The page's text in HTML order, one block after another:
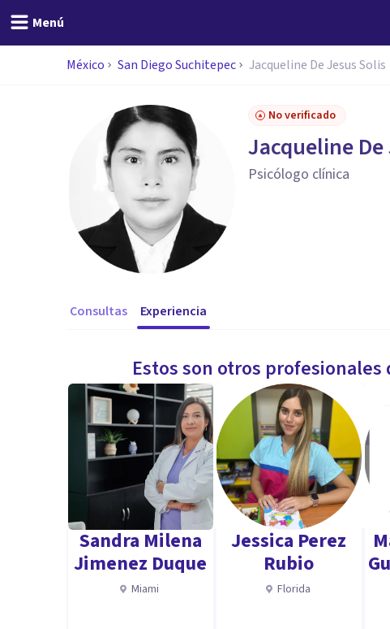
Menú
México San Diego Suchitepec Jacqueline De Jesus Solis
No verificado
Jacqueline De
Psicólogo clínica
Consultas Experiencia
Estos son otros
Sandra Milena
Jimenez Duque
Miami
Jessica Perez
Rubio
Florida